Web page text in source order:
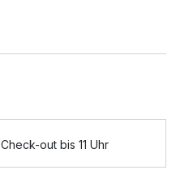
Check-out bis 11 Uhr